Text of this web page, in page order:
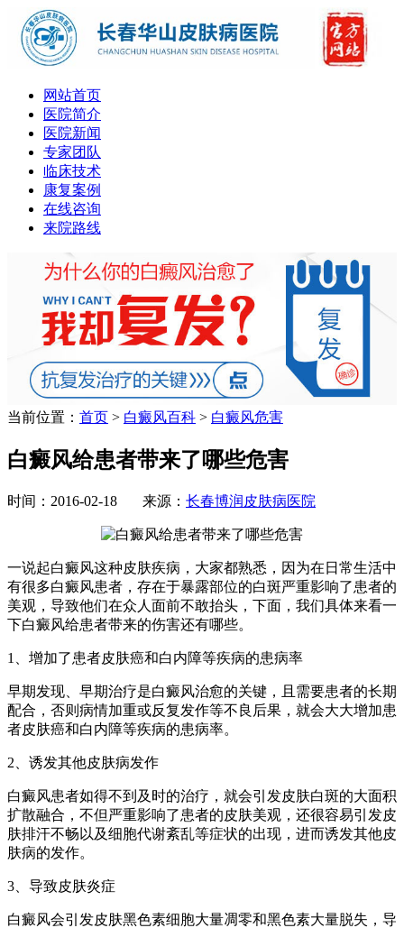
网站首页
医院简介
医院新闻
专家团队
临床技术
康复案例
在线咨询
来院路线
当前位置： 首页 > 白癜风百科 > 白癜风危害
白癜风给患者带来了哪些危害
时间：2016-02-18 来源： 长春博润皮肤病医院
一说起白癜风这种皮肤疾病，大家都熟悉，因为在日常生活中
有很多白癜风患者，存在于暴露部位的白斑严重影响了患者的
美观，导致他们在众人面前不敢抬头，下面，我们具体来看一
下白癜风给患者带来的伤害还有哪些。
1、增加了患者皮肤癌和白内障等疾病的患病率
早期发现、早期治疗是白癜风治愈的关键，且需要患者的长期
配合，否则病情加重或反复发作等不良后果，就会大大增加患
者皮肤癌和白内障等疾病的患病率。
2、诱发其他皮肤病发作
白癜风患者如得不到及时的治疗，就会引发皮肤白斑的大面积
扩散融合，不但严重影响了患者的皮肤美观，还很容易引发皮
肤排汗不畅以及细胞代谢紊乱等症状的出现，进而诱发其他皮
肤病的发作。
3、导致皮肤炎症
白癜风会引发皮肤黑色素细胞大量凋零和黑色素大量脱失，导